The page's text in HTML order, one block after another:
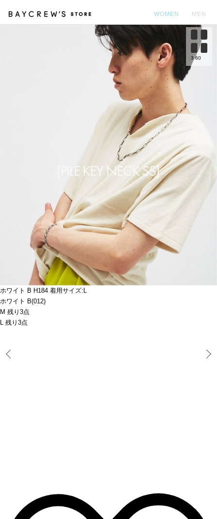
WOMEN MEN
ホワイト B H184 着用サイズ:L
ホワイト B(012)
M 残り3点
L 残り3点
3 60